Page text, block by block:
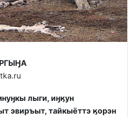
лыги, иӈӄун
эвиръыт, тайкыёттэ ӄорэн